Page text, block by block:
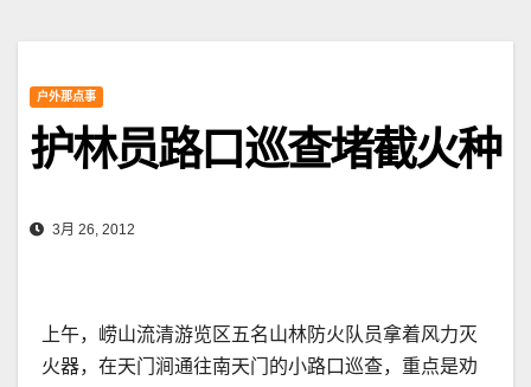
户外那点事
护林员路口巡查堵截火种
3月 26, 2012
上午，崂山流清游览区五名山林防火队员拿着风力灭
火器，在天门涧通往南天门的小路口巡查，重点是劝